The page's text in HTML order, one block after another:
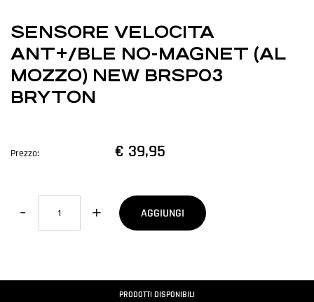
SENSORE VELOCITA
ANT+/BLE NO-MAGNET (AL
MOZZO) NEW BRSP03
BRYTON
Prezzo: € 39,95
Quantità
AGGIUNGI
PRODOTTI DISPONIBILI